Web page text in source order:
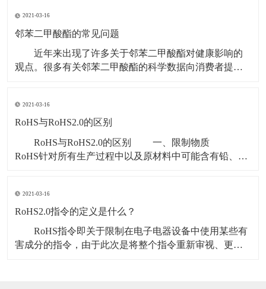
息息相关的人造物质，藉由添加邻苯二甲酸酯可塑剂，
而具有良好的延展性与稳定的物理化学特性，因此被大
2021-03-16
邻苯二甲酸酯的常见问题
近年来出现了许多关于邻苯二甲酸酯对健康影响的
观点。很多有关邻苯二甲酸酯的科学数据向消费者提供
些问题基于你可能听到或看到的有关邻苯二甲酸酯及人
类健康影响的信息： 邻苯二甲酸酯安全吗？ 世
2021-03-16
RoHS与RoHS2.0的区别
RoHS与RoHS2.0的区别 一、限制物质
RoHS针对所有生产过程中以及原材料中可能含有铅、
黑家电，电动工具，医疗电气设备等。 RoHS2.0新
增四种邻苯二甲酸酯（DEHP、BBP、
2021-03-16
RoHS2.0指令的定义是什么？
RoHS指令即关于限制在电子电器设备中使用某些有
害成分的指令，由于此次是将整个指令重新审视、更新